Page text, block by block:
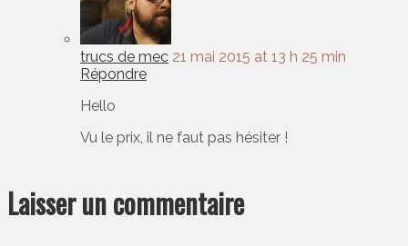
trucs de mec 21 mai 2015 at 13 h 25 min
Répondre
Hello
Vu le prix, il ne faut pas hésiter !
Laisser un commentaire